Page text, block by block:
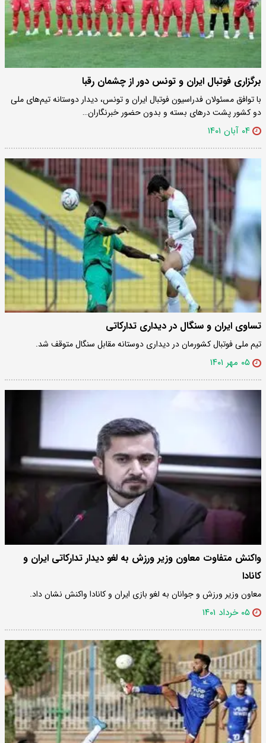
برگزاری فوتبال ایران و تونس دور از چشمان رقبا
با توافق مسئولان فدراسیون فوتبال ایران و تونس، دیدار دوستانه تیم‌های ملی
دو کشور پشت درهای بسته و بدون حضور خبرنگاران…
۰۴ آبان ۱۴۰۱
تساوی ایران و سنگال در دیداری تدارکاتی
تیم ملی فوتبال کشورمان در دیداری دوستانه مقابل سنگال متوقف شد.
۰۵ مهر ۱۴۰۱
واکنش متفاوت معاون وزیر ورزش به لغو دیدار تدارکاتی ایران و
کانادا
معاون وزیر ورزش و جوانان به لغو بازی ایران و کانادا واکنش نشان داد.
۰۵ خرداد ۱۴۰۱